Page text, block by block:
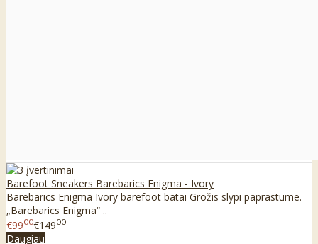
Barefoot Sneakers Barebarics Enigma - Ivory
Barebarics Enigma Ivory barefoot batai Grožis slypi paprastume.
„Barebarics Enigma“ ..
€9900€14900
Daugiau